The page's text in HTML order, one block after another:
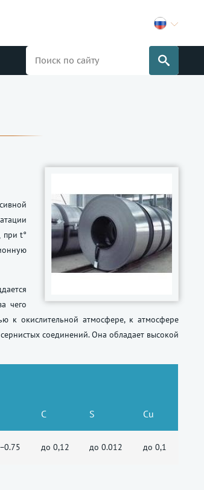
при t°
чего
к окислительной атмосфере, к атмосфере
соединений. Она обладает высокой
С S Cu
до 0,12 до 0.012 до 0,1